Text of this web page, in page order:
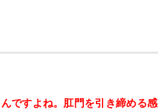
ですよね。肛門を引き締める感